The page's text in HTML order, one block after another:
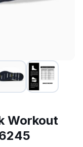
Workout